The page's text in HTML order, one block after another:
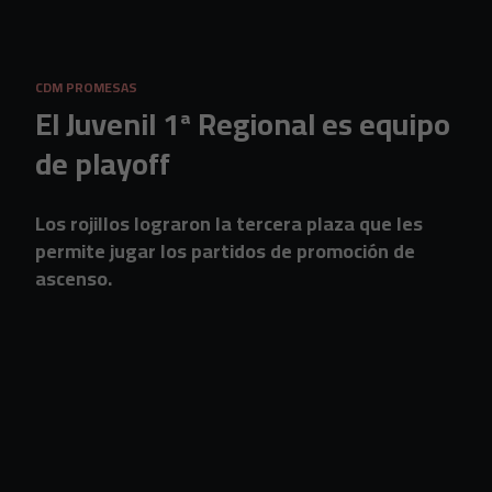
CDM PROMESAS
El Juvenil 1ª Regional es equipo
de playoff
Los rojillos lograron la tercera plaza que les
permite jugar los partidos de promoción de
ascenso.